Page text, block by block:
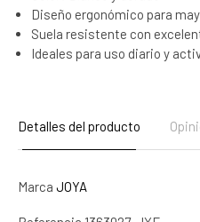
Diseño ergonómico para
Suela resistente con
Ideales para uso diario y
Detalles del producto
Marca JOYA